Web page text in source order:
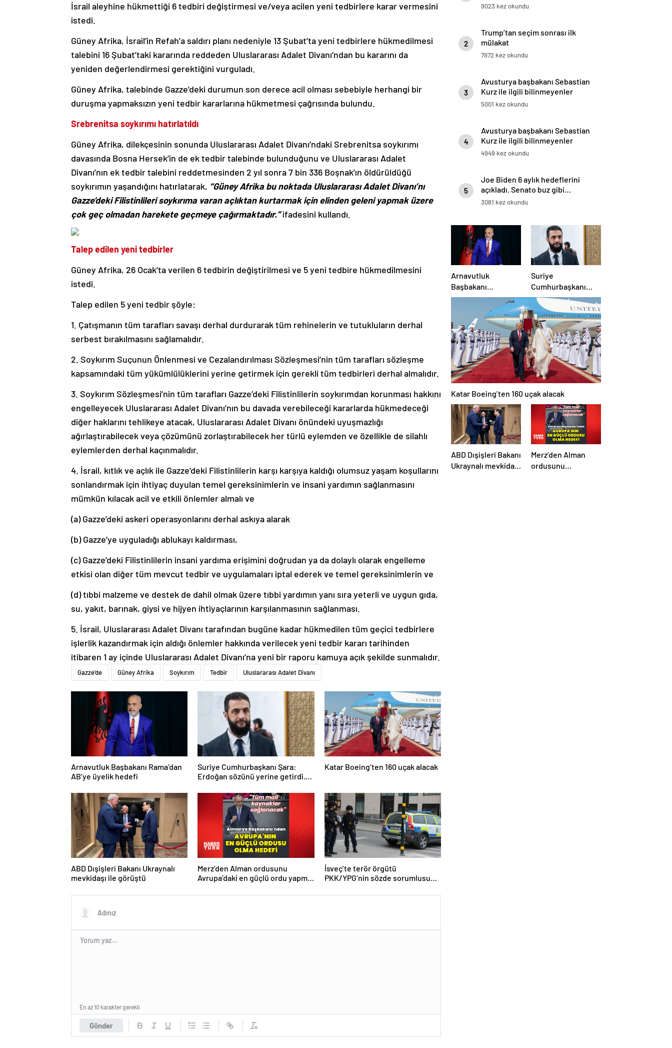
İsrail aleyhine hükmettiği 6 tedbiri değiştirmesi ve/veya acilen yeni tedbirlere karar vermesini
istedi.
Güney Afrika, İsrail’in Refah’a saldırı planı nedeniyle 13 Şubat’ta yeni tedbirlere hükmedilmesi
talebini 16 Şubat’taki kararında reddeden Uluslararası Adalet Divanı’ndan bu kararını da
yeniden değerlendirmesi gerektiğini vurguladı.
Güney Afrika, talebinde Gazze’deki durumun son derece acil olması sebebiyle herhangi bir
duruşma yapmaksızın yeni tedbir kararlarına hükmetmesi çağrısında bulundu.
Srebrenitsa soykırımı hatırlatıldı
Güney Afrika, dilekçesinin sonunda Uluslararası Adalet Divanı’ndaki Srebrenitsa soykırımı
davasında Bosna Hersek’in de ek tedbir talebinde bulunduğunu ve Uluslararası Adalet
Divanı’nın ek tedbir talebini reddetmesinden 2 yıl sonra 7 bin 336 Boşnak’ın öldürüldüğü
soykırımın yaşandığını hatırlatarak, “Güney Afrika bu noktada Uluslararası Adalet Divanı’nı
Gazze’deki Filistinlileri soykırıma varan açlıktan kurtarmak için elinden geleni yapmak üzere
çok geç olmadan harekete geçmeye çağırmaktadır.”ifadesini kullandı.
Talep edilen yeni tedbirler
Güney Afrika, 26 Ocak’ta verilen 6 tedbirin değiştirilmesi ve 5 yeni tedbire hükmedilmesini
istedi.
Talep edilen 5 yeni tedbir şöyle:
1. Çatışmanın tüm tarafları savaşı derhal durdurarak tüm rehinelerin ve tutukluların derhal
serbest bırakılmasını sağlamalıdır.
2. Soykırım Suçunun Önlenmesi ve Cezalandırılması Sözleşmesi’nin tüm tarafları sözleşme
kapsamındaki tüm yükümlülüklerini yerine getirmek için gerekli tüm tedbirleri derhal almalıdır.
3. Soykırım Sözleşmesi’nin tüm tarafları Gazze’deki Filistinlilerin soykırımdan korunması hakkını
engelleyecek Uluslararası Adalet Divanı’nın bu davada verebileceği kararlarda hükmedeceği
diğer haklarını tehlikeye atacak, Uluslararası Adalet Divanı önündeki uyuşmazlığı
ağırlaştırabilecek veya çözümünü zorlaştırabilecek her türlü eylemden ve özellikle de silahlı
eylemlerden derhal kaçınmalıdır.
4. İsrail, kıtlık ve açlık ile Gazze’deki Filistinlilerin karşı karşıya kaldığı olumsuz yaşam koşullarını
sonlandırmak için ihtiyaç duyulan temel gereksinimlerin ve insani yardımın sağlanmasını
mümkün kılacak acil ve etkili önlemler almalı ve
(a) Gazze’deki askeri operasyonlarını derhal askıya alarak
(b) Gazze’ye uyguladığı ablukayı kaldırması,
(c) Gazze’deki Filistinlilerin insani yardıma erişimini doğrudan ya da dolaylı olarak engelleme
etkisi olan diğer tüm mevcut tedbir ve uygulamaları iptal ederek ve temel gereksinimlerin ve
(d) tıbbi malzeme ve destek de dahil olmak üzere tıbbi yardımın yanı sıra yeterli ve uygun gıda,
su, yakıt, barınak, giysi ve hijyen ihtiyaçlarının karşılanmasının sağlanması.
5. İsrail, Uluslararası Adalet Divanı tarafından bugüne kadar hükmedilen tüm geçici tedbirlere
işlerlik kazandırmak için aldığı önlemler hakkında verilecek yeni tedbir kararı tarihinden
itibaren 1 ay içinde Uluslararası Adalet Divanı’na yeni bir raporu kamuya açık şekilde sunmalıdır.
Gazze'de Güney Afrika Soykırım Tedbir Uluslararası Adalet Divanı
Arnavutluk Başbakanı Rama’dan
AB’ye üyelik hedefi
Suriye Cumhurbaşkanı Şara:
Erdoğan sözünü yerine getirdi.
Katar Boeing’ten 160 uçak alacak
ABD Dışişleri Bakanı Ukraynalı
mevkidaşı ile görüştü
Merz’den Alman ordusunu
Avrupa’daki en güçlü ordu yapma
İsveç’te terör örgütü
PKK/YPG’nin sözde sorumlusu
Gönder
En az 10 karakter gerekli
9023 kez okundu
2
Trump’tan seçim sonrası ilk
mülakat
7972 kez okundu
3
Avusturya başbakanı Sebastian
Kurz ile ilgili bilinmeyenler
5001 kez okundu
4
Avusturya başbakanı Sebastian
Kurz ile ilgili bilinmeyenler
4949 kez okundu
5
Joe Biden 6 aylık hedeflerini
açıkladı. Senato buz gibi…
3081 kez okundu
Arnavutluk
Başbakanı
Rama’dan AB’ye
üyelik hedefi
Suriye
Cumhurbaşkanı
Şara: Erdoğan
sözünü yerine
getirdi. Trump’a da
çok teşekkür
ederim
Katar Boeing’ten 160 uçak alacak
ABD Dışişleri Bakanı
Ukraynalı mevkidaşı
Merz’den Alman
ordusunu